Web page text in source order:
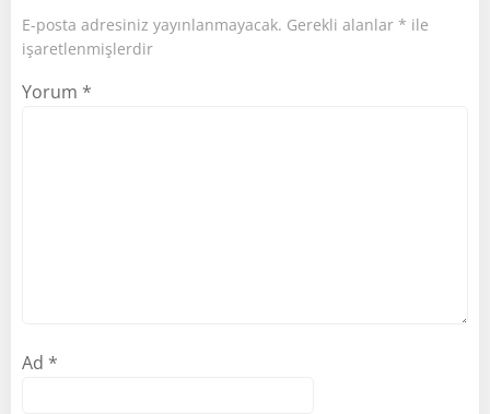
E-posta adresiniz yayınlanmayacak. Gerekli alanlar * ile
işaretlenmişlerdir
Yorum *
Ad *